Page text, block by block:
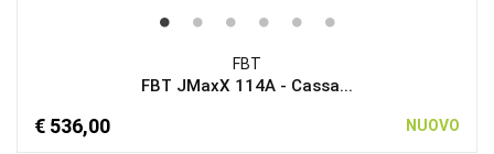
FBT
FBT JMaxX 114A - Cassa...
€ 536,00 NUOVO